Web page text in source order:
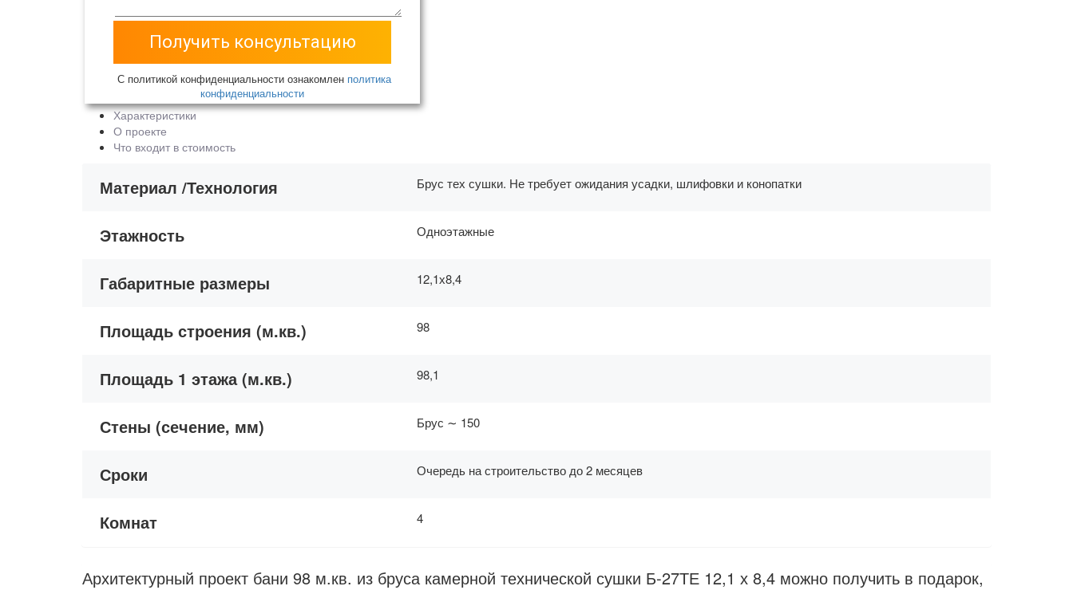
С политикой конфиденциальности ознакомлен политика
конфиденциальности
Характеристики
О проекте
Что входит в стоимость
Материал /Технология Брус тех сушки. Не требует ожидания усадки, шлифовки и конопатки
Этажность Одноэтажные
Габаритные размеры 12,1х8,4
Площадь строения (м.кв.) 98
Площадь 1 этажа (м.кв.) 98,1
Стены (сечение, мм) Брус ∼ 150
Сроки Очередь на строительство до 2 месяцев
Комнат 4
Архитектурный проект бани 98 м.кв. из бруса камерной технической сушки Б-27ТЕ 12,1 х 8,4 можно получить в подарок,